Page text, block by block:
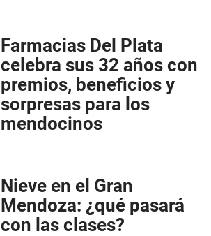
Farmacias Del Plata
celebra sus 32 años con
premios, beneficios y
sorpresas para los
mendocinos
Nieve en el Gran
Mendoza: ¿qué pasará
con las clases?